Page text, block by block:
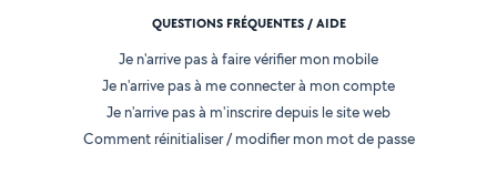
QUESTIONS FRÉQUENTES / AIDE
Je n'arrive pas à faire vérifier mon mobile
Je n'arrive pas à me connecter à mon compte
Je n'arrive pas à m'inscrire depuis le site web
Comment réinitialiser / modifier mon mot de passe